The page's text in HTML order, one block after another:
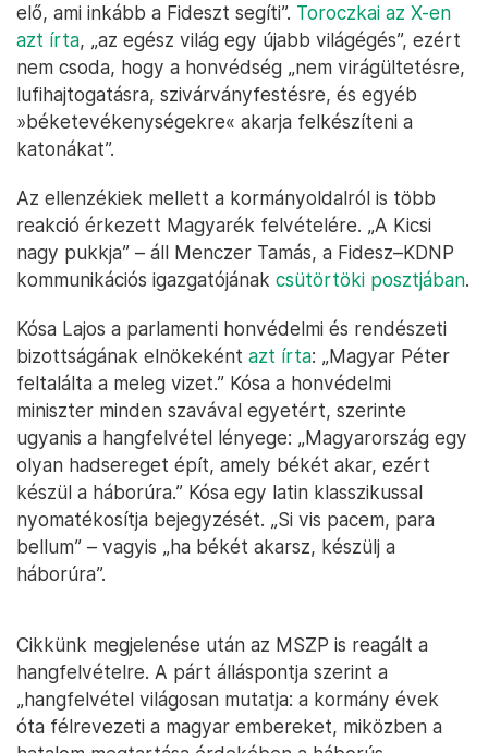
elő, ami inkább a Fideszt segíti”. Toroczkai az X-en
azt írta, „az egész világ egy újabb világégés”, ezért
nem csoda, hogy a honvédség „nem virágültetésre,
lufihajtogatásra, szivárványfestésre, és egyéb
»béketevékenységekre« akarja felkészíteni a
katonákat”.
Az ellenzékiek mellett a kormányoldalról is több
reakció érkezett Magyarék felvételére. „A Kicsi
nagy pukkja” – áll Menczer Tamás, a Fidesz–KDNP
kommunikációs igazgatójának csütörtöki posztjában.
Kósa Lajos a parlamenti honvédelmi és rendészeti
bizottságának elnökeként azt írta: „Magyar Péter
feltalálta a meleg vizet.” Kósa a honvédelmi
miniszter minden szavával egyetért, szerinte
ugyanis a hangfelvétel lényege: „Magyarország egy
olyan hadsereget épít, amely békét akar, ezért
készül a háborúra.” Kósa egy latin klasszikussal
nyomatékosítja bejegyzését. „Si vis pacem, para
bellum” – vagyis „ha békét akarsz, készülj a
háborúra”.
Cikkünk megjelenése után az MSZP is reagált a
hangfelvételre. A párt álláspontja szerint a
„hangfelvétel világosan mutatja: a kormány évek
óta félrevezeti a magyar embereket, miközben a